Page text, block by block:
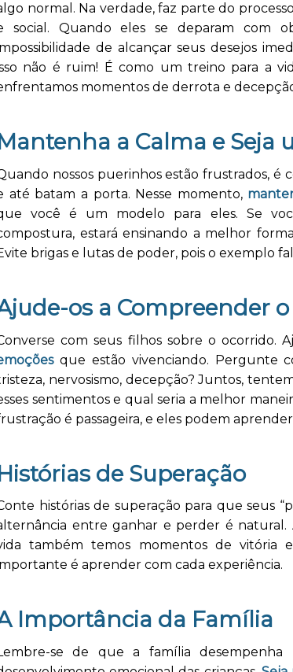
normal. Na verdade, faz parte do
social. Quando eles se deparam com
de alcançar seus desejos
não é ruim! É como um treino para a
momentos de derrota e
a Calma e Seja
nossos puerinhos estão frustrados,
até batam a porta. Nesse momento,
você é um modelo para eles. Se
estará ensinando a melhor
brigas e lutas de poder, pois o exemplo
os a Compreender
com seus filhos sobre o ocorrido.
que estão vivenciando. Pergunte
nervosismo, decepção? Juntos,
sentimentos e qual seria a melhor
é passageira, e eles podem
de Superação
histórias de superação para que seus
entre ganhar e perder é natural.
também temos momentos de vitória
é aprender com cada experiência.
Importância da Família
se de que a família desempenha